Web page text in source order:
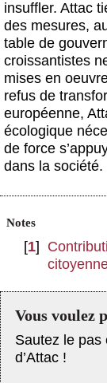
insuffler. Attac
des mesures,
table de
croissantistes
mises en
refus de
européenne,
écologique
de force
dans la société.
Notes
[1]
Vous voulez
Sautez le pas
d’Attac !